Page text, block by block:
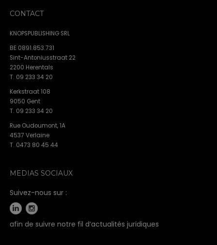
CONTACT
KNOPSPUBLISHING SRL
BE 0891.853.731
Sint-Antoniusstraat 22
2200 Herentals
T. 09 233 34 20
Kerkstraat 108
9050 Gent
T. 09 233 34 20
Rue Oudoumont, 1A
4537 Verlaine
T. 0473 80 45 44
MEDIAS SOCIAUX
Suivez-nous sur :
afin de suivre notre fil d’actualités juridiques